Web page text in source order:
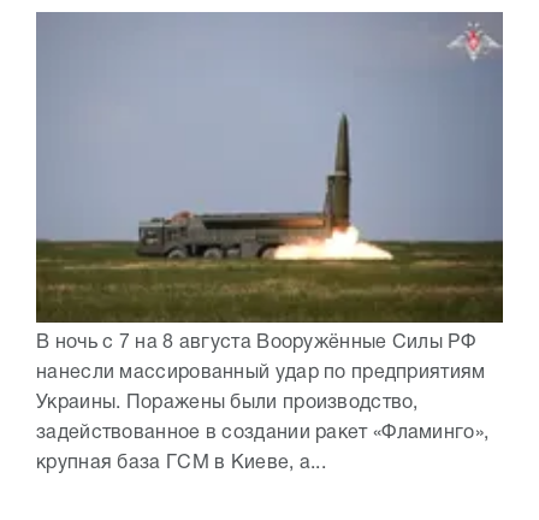
В ночь с 7 на 8 августа Вооружённые Силы РФ
нанесли массированный удар по предприятиям
Украины. Поражены были производство,
задействованное в создании ракет «Фламинго»,
крупная база ГСМ в Киеве, а...